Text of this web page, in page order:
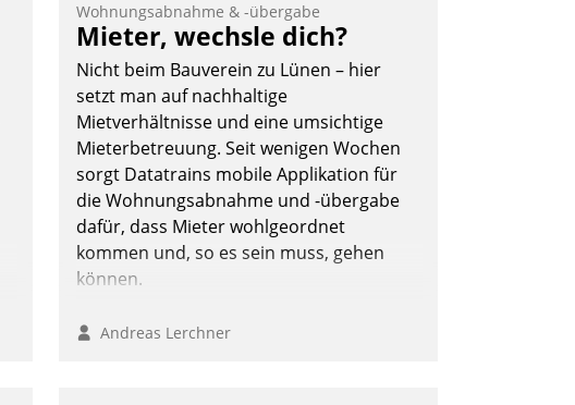
Wohnungsabnahme & -übergabe
Mieter, wechsle dich?
Nicht beim Bauverein zu Lünen – hier
setzt man auf nachhaltige
Mietverhältnisse und eine umsichtige
Mieterbetreuung. Seit wenigen Wochen
sorgt Datatrains mobile Applikation für
die Wohnungsabnahme und -übergabe
dafür, dass Mieter wohlgeordnet
kommen und, so es sein muss, gehen
können.
Andreas Lerchner